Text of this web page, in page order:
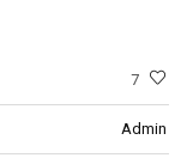
7
Admin